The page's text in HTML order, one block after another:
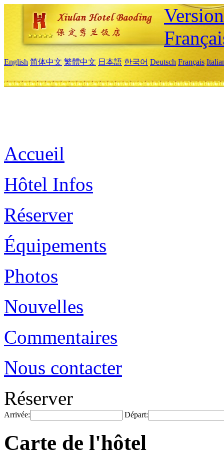
English 简体中文 繁體中文 日本語 한국어 Deutsch Français
Accueil
Hôtel Infos
Réserver
Équipements
Photos
Nouvelles
Commentaires
Nous contacter
Réserver
Arrivée: Départ:
Carte de l'hôtel